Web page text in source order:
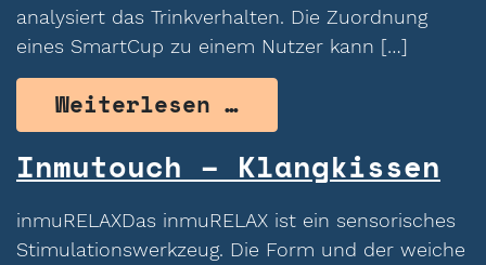
analysiert das Trinkverhalten. Die Zuordnung
eines SmartCup zu einem Nutzer kann […]
Weiterlesen …from LAQA Smart
Inmutouch – Klangkissen
inmuRELAXDas inmuRELAX ist ein sensorisches
Stimulationswerkzeug. Die Form und der weiche